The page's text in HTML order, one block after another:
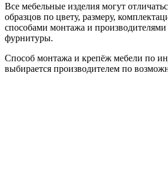
Все мебельные изделия могут
образцов по цвету, размеру,
способами монтажа и
фурнитуры.
Способ монтажа и крепёж мебели по
выбирается производителем по